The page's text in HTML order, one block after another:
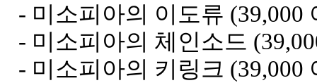
- 미소피아의 이도류 (39,000
- 미소피아의 체인소드
- 미소피아의 키링크 (39,000